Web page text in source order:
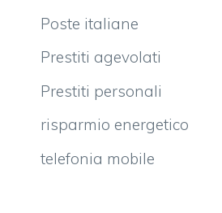
Poste italiane
Prestiti agevolati
Prestiti personali
risparmio energetico
telefonia mobile